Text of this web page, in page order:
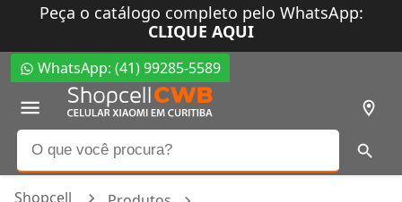
Peça o catálogo completo pelo WhatsApp:
CLIQUE AQUI
WhatsApp: (41) 99285-5589
Shopcell